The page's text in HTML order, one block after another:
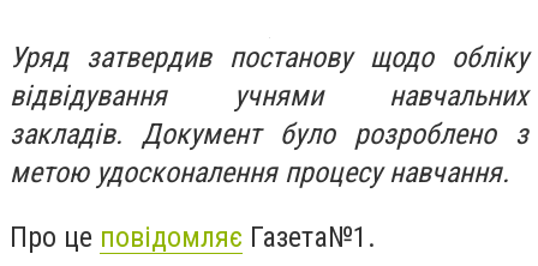
Уряд затвердив постанову щодо обліку
відвідування учнями навчальних
закладів. Документ було розроблено з
метою удосконалення процесу навчання.
Про це повідомляє Газета№1.